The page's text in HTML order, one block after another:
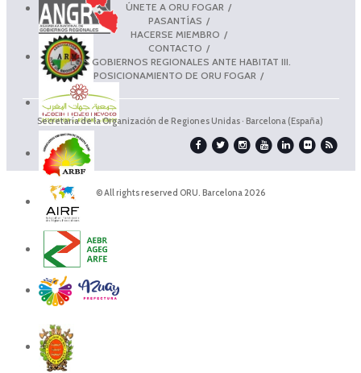
ÚNETE A ORU FOGAR
PASANTÍAS
HACERSE MIEMBRO
CONTACTO
LOS GOBIERNOS REGIONALES ANTE HABITAT III.
POSICIONAMIENTO DE ORU FOGAR
Secretaría de la Organización de Regiones Unidas · Barcelona (España)
© All rights reserved ORU. Barcelona 2026